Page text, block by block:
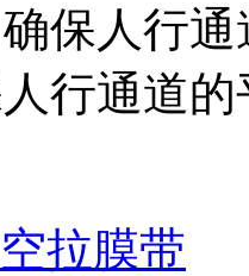
保人行
行通道
拉膜带